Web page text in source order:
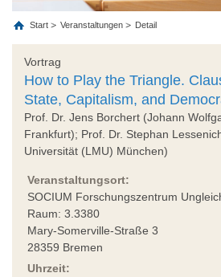
Start Veranstaltungen Detail
Vortrag
How to Play the Triangle.
State, Capitalism, and
Prof. Dr. Jens Borchert (Johann
Frankfurt); Prof. Dr. Stephan
Universität (LMU) München)
Veranstaltungsort:
SOCIUM Forschungszentrum
Raum: 3.3380
Mary-Somerville-Straße 3
28359 Bremen
Uhrzeit: